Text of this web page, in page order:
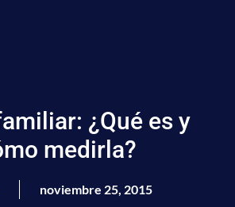
¿Qué es y
medirla?
noviembre 25, 2015